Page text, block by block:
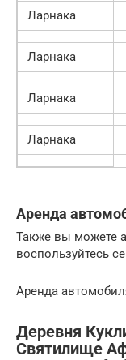
Ларнака
Ларнака
Ларнака
Ларнака
Аренда
Также вы можете
воспользуйтесь
Аренда
Деревня
Святилище